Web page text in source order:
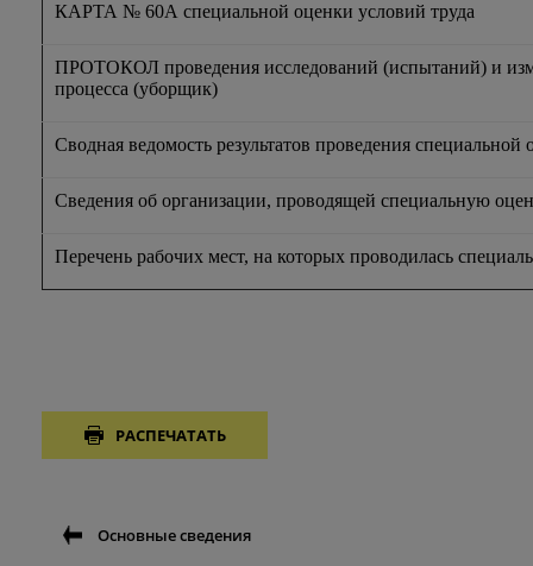
КАРТА № 60А специальной оценки условий труда
ПРОТОКОЛ проведения исследований (испытаний) и
процесса (уборщик)
Сводная ведомость результатов проведения специальной
Сведения об организации, проводящей специальную
Перечень рабочих мест, на которых проводилась
РАСПЕЧАТАТЬ
Основные сведения